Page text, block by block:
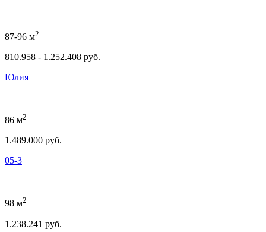
87-96 м2
810.958 - 1.252.408 руб.
Юлия
86 м2
1.489.000 руб.
05-3
98 м2
1.238.241 руб.